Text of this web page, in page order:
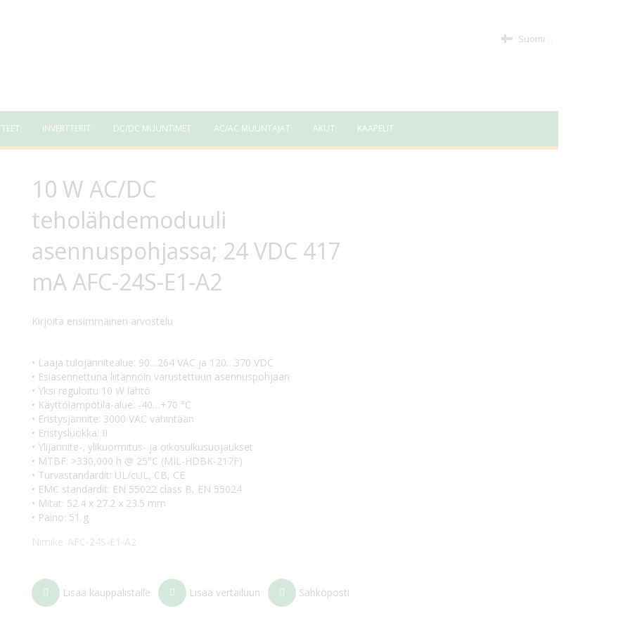
Suomi
INVERTTERIT DC/DC MUUNTIMET AC/AC MUUNTAJAT AKUT KAAPELIT
10 W AC/DC
teholähdemoduuli
asennuspohjassa; 24 VDC 417
mA AFC-24S-E1-A2
Kirjoita ensimmäinen arvostelu
• Laaja tulojännitealue: 90…264 VAC ja 120…370 VDC
• Esiasennettuna liitännöin varustettuun asennuspohjaan
• Yksi reguloitu 10 W lähtö
• Käyttölämpötila-alue: -40…+70 °C
• Eristysjännite: 3000 VAC vähintään
• Eristysluokka: II
• Ylijännite-, ylikuormitus- ja oikosulkusuojaukset
• MTBF: >330,000 h @ 25°C (MIL-HDBK-217F)
• Turvastandardit: UL/cUL, CB, CE
• EMC standardit: EN 55022 class B, EN 55024
• Mitat: 52.4 x 27.2 x 23.5 mm
• Paino: 51 g
Nimike AFC-24S-E1-A2
Lisää kauppalistalle Lisää vertailuun Sähköposti